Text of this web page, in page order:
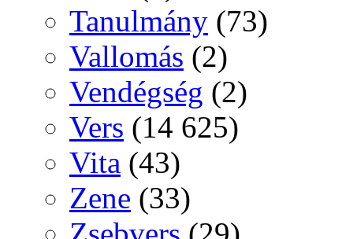
Tanulmány (73)
Vallomás (2)
Vendégség (2)
Vers (14 625)
Vita (43)
Zene (33)